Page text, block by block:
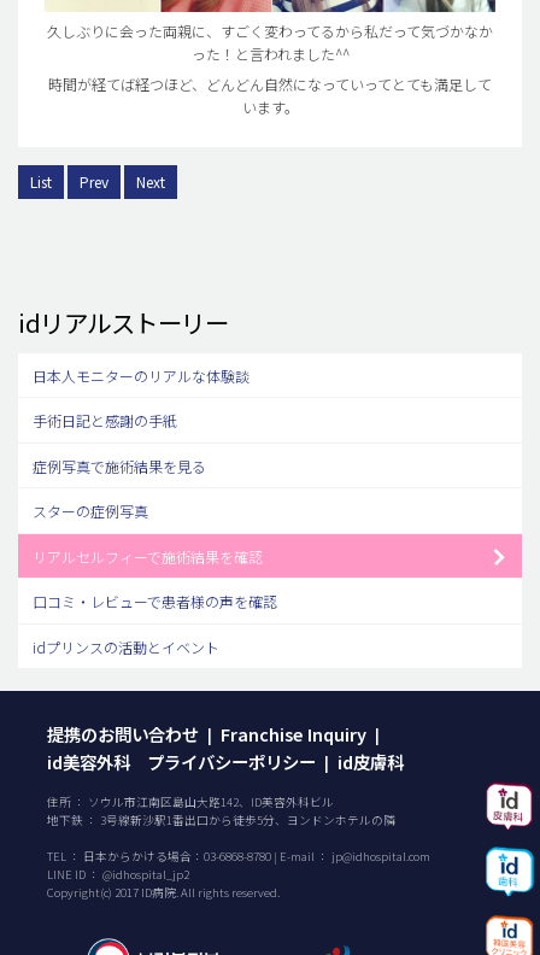
久しぶりに会った両親に、すごく変わってるから私だって気づかなか
った！と言われました^^
時間が経てば経つほど、どんどん自然になっていってとても満足して
います。
List Prev Next
idリアルストーリー
日本人モニターのリアルな体験談
手術日記と感謝の手紙
症例写真で施術結果を見る
スターの症例写真
リアルセルフィーで施術結果を確認
口コミ・レビューで患者様の声を確認
idプリンスの活動とイベント
提携のお問い合わせ | Franchise Inquiry |
id美容外科 プライバシーポリシー | id皮膚科
住所 ： ソウル市江南区島山大路142、ID美容外科ビル
地下鉄 ： 3号線新沙駅1番出口から徒歩5分、ヨンドンホテルの隣
TEL ： 日本からかける場合： 03-6868-8780 | E-mail ： jp@idhospital.com
LINE ID ： @idhospital_jp2
Copyright(c) 2017 ID病院. All rights reserved.